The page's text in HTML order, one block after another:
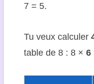
7 = 5.
Tu veux calculer
table de 8 : 8 × 6